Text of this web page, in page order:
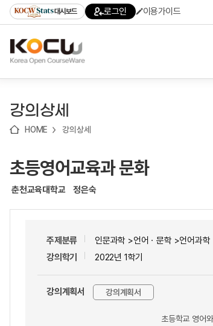
기
기
기
content)
가
대시보드 로그인 이용가이드
강의상세
HOME 강의상세
초등영어교육과 문화
춘천교육대학교 정은숙
주제분류
인문과학 >언어ㆍ문학 >언어과학
강의학기
2022년 1학기
강의계획서 강의계획서
초등학교 영어